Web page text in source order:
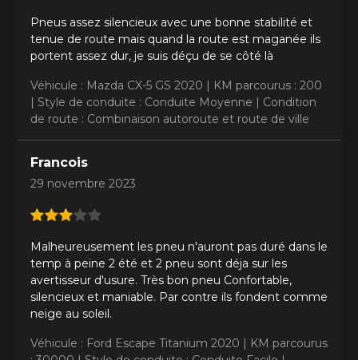
Pneus assez silencieux avec une bonne stabilité et
tenue de route mais quand la route est maganée ils
portent assez dur, je suis déçu de se côté là
Véhicule : Mazda CX-5 GS 2020 | KM parcourus : 200
| Style de conduite : Conduite Moyenne | Condition
de route : Combinaison autoroute et route de ville
Francois
29 novembre 2023
Malheureusement les pneu n'auront pas duré dans le
temp à peine 2 été et 2 pneu sont déja sur les
avertisseur d'usure. Très bon pneu Confortable,
silencieux et maniable. Par contre ils fondent comme
neige au soleil.
Véhicule : Ford Escape Titanium 2020 |
KM parcourus